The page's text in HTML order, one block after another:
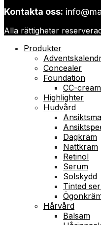
Kontakta oss:
Alla rättigheter
Produkter
Concealer
Foundation
CC-cream
Highlighter
Hudvård
Dagkräm
Nattkräm
Retinol
Serum
Solskydd
Tinted
Hårvård
Balsam